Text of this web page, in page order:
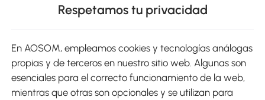
Métodos de Pago
Respetamos tu privacidad
En AOSOM, empleamos cookies y tecnologías análogas
propias y de terceros en nuestro sitio web. Algunas son
esenciales para el correcto funcionamiento de la web,
mientras que otras son opcionales y se utilizan para